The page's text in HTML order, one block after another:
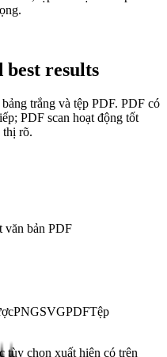
best results
trắng và tệp PDF. PDF có
PDF scan hoạt động tốt
thị rõ.
văn bản PDF
PNGSVGPDFTệp
tùy chọn xuất hiện có trên